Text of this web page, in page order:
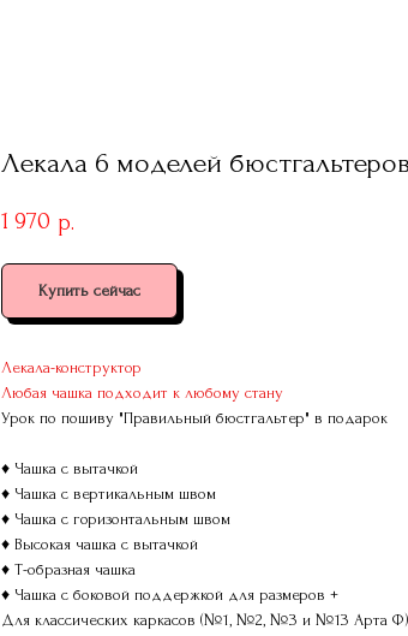
Лекала 6 моделей бюстгальтеров
1 970 р.
Купить сейчас
Лекала-конструктор
Любая чашка подходит к любому стану
Урок по пошиву "Правильный бюстгальтер" в подарок
♦ Чашка с вытачкой
♦ Чашка с вертикальным швом
♦ Чашка с горизонтальным швом
♦ Высокая чашка с вытачкой
♦ Т-образная чашка
♦ Чашка с боковой поддержкой для размеров +
Для классических каркасов (№1, №2, №3 и №13 Арта Ф)